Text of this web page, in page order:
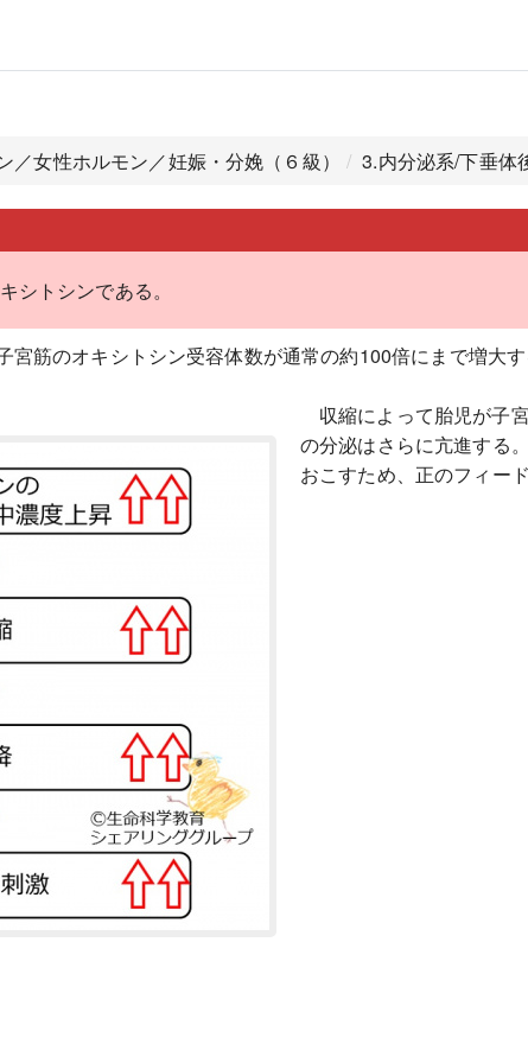
／女性ホルモン／妊娠・分娩（６級） 3.内分泌系/下垂体
シトシンである。
宮筋のオキシトシン受容体数が通常の約100倍にまで増大
収縮によって胎児が子
の分泌はさらに亢進する
おこすため、正のフィー